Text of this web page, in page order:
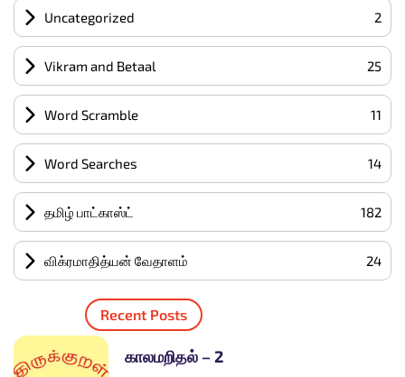
Uncategorized 2
Vikram and Betaal 25
Word Scramble 11
Word Searches 14
தமிழ் பாட்காஸ்ட் 182
விக்ரமாதித்யன் வேதாளம் 24
Recent Posts
காலமறிதல் – 2